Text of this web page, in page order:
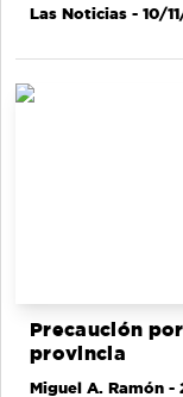
Las Noticias - 10/
Precaución
provincia
Miguel A. Ramón -